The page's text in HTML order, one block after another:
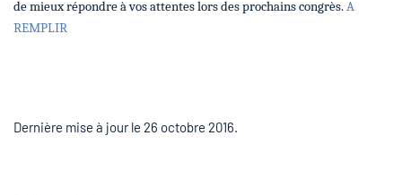
de mieux répondre à vos attentes lors des prochains congrès.A
REMPLIR
Dernière mise à jour le 26 octobre 2016.